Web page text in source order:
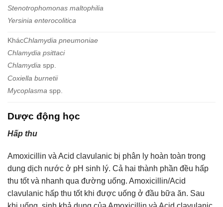
Stenotrophomonas maltophilia
Yersinia enterocolitica
KhácChlamydia pneumoniae
Chlamydia psittaci
Chlamydia spp.
Coxiella burnetii
Mycoplasma spp.
Dược động học
Hấp thu
Amoxicillin và Acid clavulanic bị phân ly hoàn toàn trong
dung dịch nước ở pH sinh lý. Cả hai thành phần đều hấp
thu tốt và nhanh qua đường uống. Amoxicillin/Acid
clavulanic hấp thu tốt khi được uống ở đầu bữa ăn. Sau